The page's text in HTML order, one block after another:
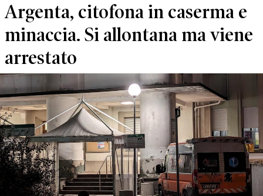
Argenta, citofona in caserma e
minaccia. Si allontana ma viene
arrestato